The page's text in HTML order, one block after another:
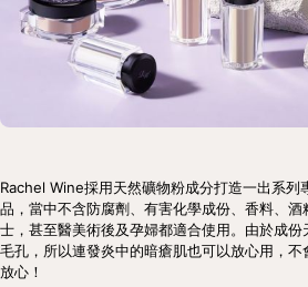
Rachel Wine採用天然礦物粉成分打造一出系列
品，當中不含防腐劑、有害化學成份、香料、酒
士，甚至醫美術後及孕婦都適合使用。由於成
毛孔，所以連發炎中的暗瘡肌也可以放心用，
放心！